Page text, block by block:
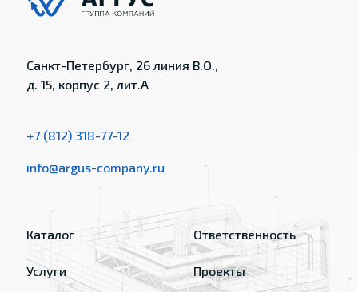
Санкт-Петербург, 26 линия В.О.,
д. 15, корпус 2, лит.А
+7 (812) 318-77-12
info@argus-company.ru
Каталог
Услуги
Ответственность
Проекты